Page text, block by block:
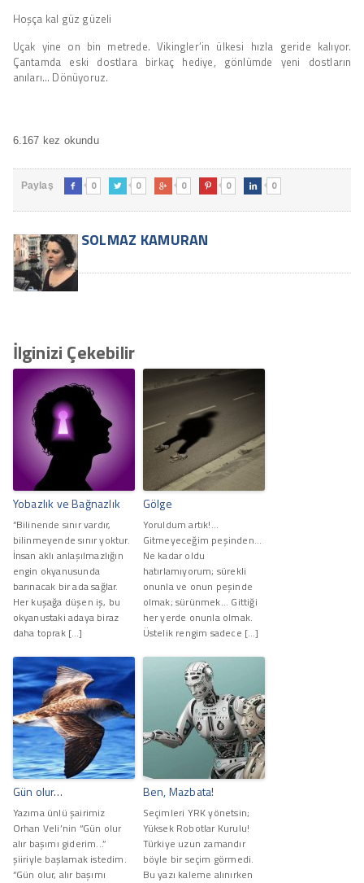
Hoşça kal güz güzeli
Uçak yine on bin metrede. Vikingler’in ülkesi hızla geride kalıyor.
Çantamda eski dostlara birkaç hediye, gönlümde yeni dostların
anıları… Dönüyoruz.
6.167 kez okundu
Paylaş  0  0  0  0  0
SOLMAZ KAMURAN
İlginizi Çekebilir
Yobazlık ve Bağnazlık
“Bilinende sınır vardır,
bilinmeyende sınır yoktur.
İnsan aklı anlaşılmazlığın
engin okyanusunda
barınacak bir ada sağlar.
Her kuşağa düşen iş, bu
okyanustaki adaya biraz
daha toprak […]
Gölge
Yoruldum artık!...
Gitmeyeceğim peşinden...
Ne kadar oldu
hatırlamıyorum; sürekli
onunla ve onun peşinde
olmak; sürünmek... Gittiği
her yerde onunla olmak.
Üstelik rengim sadece […]
Gün olur…
Yazıma ünlü şairimiz
Orhan Veli’nin “Gün olur
alır başımı giderim...”
şiiriyle başlamak istedim.
“Gün olur, alır başımı
Ben, Mazbata!
Seçimleri YRK yönetsin;
Yüksek Robotlar Kurulu!
Türkiye uzun zamandır
böyle bir seçim görmedi.
Bu yazı kaleme alınırken